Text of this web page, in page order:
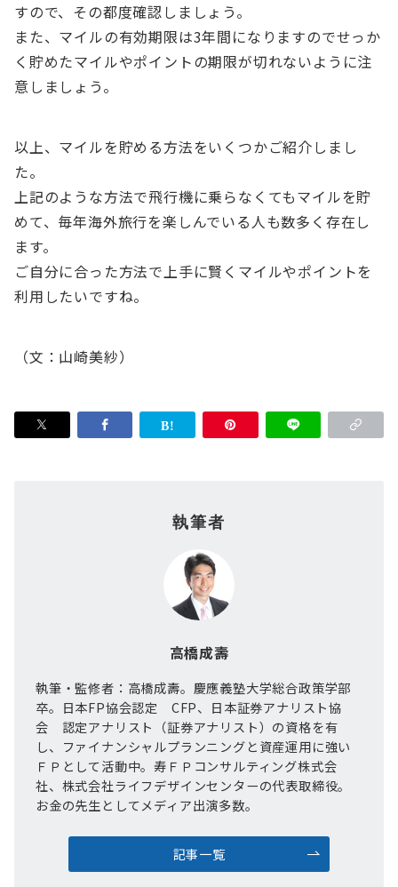
すので、その都度確認しましょう。
また、マイルの有効期限は3年間になりますのでせっか
く貯めたマイルやポイントの期限が切れないように注
意しましょう。
以上、マイルを貯める方法をいくつかご紹介しまし
た。
上記のような方法で飛行機に乗らなくてもマイルを貯
めて、毎年海外旅行を楽しんでいる人も数多く存在し
ます。
ご自分に合った方法で上手に賢くマイルやポイントを
利用したいですね。
（文：山崎美紗）
執筆者
高橋成壽
執筆・監修者：高橋成壽。慶應義塾大学総合政策学部
卒。日本FP協会認定 CFP、日本証券アナリスト協
会 認定アナリスト（証券アナリスト）の資格を有
し、ファイナンシャルプランニングと資産運用に強い
ＦＰとして活動中。寿ＦＰコンサルティング株式会
社、株式会社ライフデザインセンターの代表取締役。
お金の先生としてメディア出演多数。
記事一覧